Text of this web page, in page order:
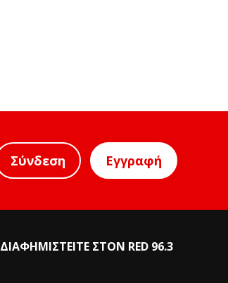
Σύνδεση Εγγραφή
ΔΙΑΦΗΜΙΣΤΕΙΤΕ ΣΤΟΝ RED 96.3